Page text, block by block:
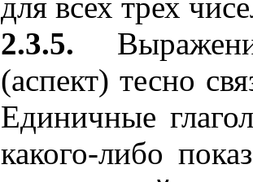
2.3.5.
(аспект) тесно
Единичные
какого-либо